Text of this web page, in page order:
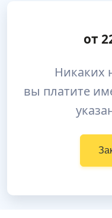
от
Никаких
вы платите